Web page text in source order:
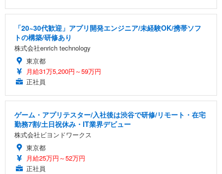
「20~30代歓迎」アプリ開発エンジニア/未経験OK/携帯ソフ
トの構築/研修あり
株式会社enrich technology
東京都
月給31万5,200円～59万円
正社員
ゲーム・アプリテスター/入社後は渋谷で研修/リモート・在宅
勤務7割/土日祝休み・IT業界デビュー
株式会社ビヨンドワークス
東京都
月給25万円～52万円
正社員